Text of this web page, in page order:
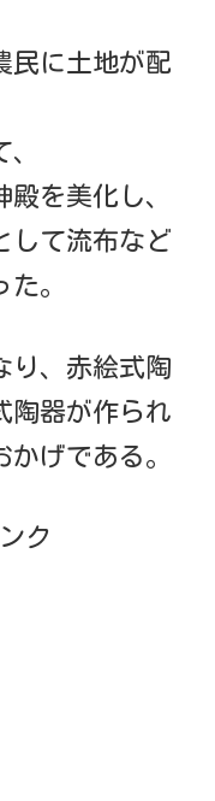
民に土地が配
を美化し、
して流布など
。
り、赤絵式陶
陶器が作られ
げである。
ク